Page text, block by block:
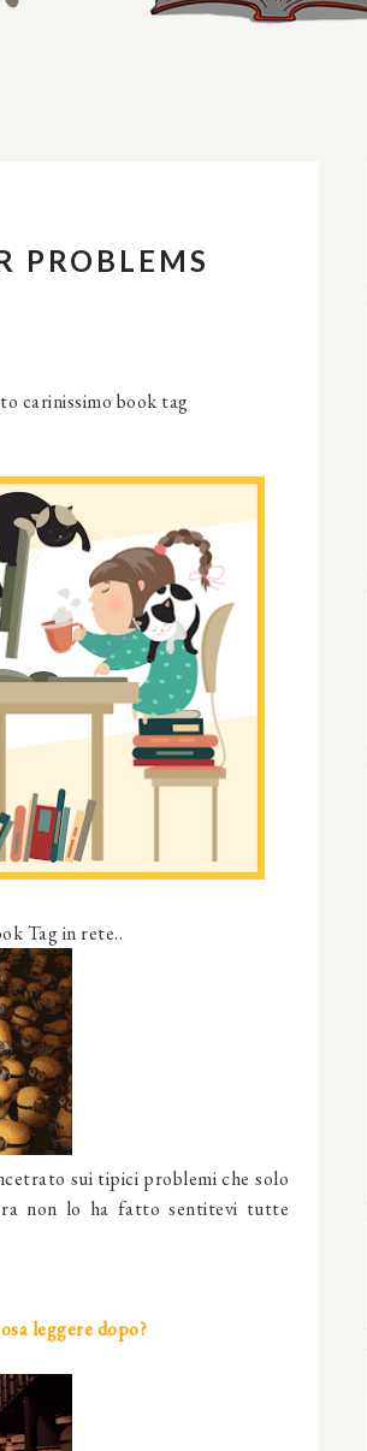
PROBLEMS
carinissimo book tag
Tag in rete..
sui tipici problemi che solo
non lo ha fatto sentitevi tutte
leggere dopo?